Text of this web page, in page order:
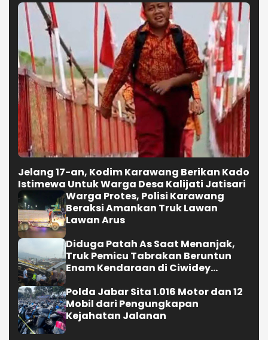
Jelang 17-an, Kodim Karawang Berikan Kado
Istimewa Untuk Warga Desa Kalijati Jatisari
Warga Protes, Polisi Karawang
Beraksi Amankan Truk Lawan
Lawan Arus
Diduga Patah As Saat Menanjak,
Truk Pemicu Tabrakan Beruntun
Enam Kendaraan di Ciwidey
Polda Jabar Sita 1.016 Motor dan 12
Mobil dari Pengungkapan
Kejahatan Jalanan